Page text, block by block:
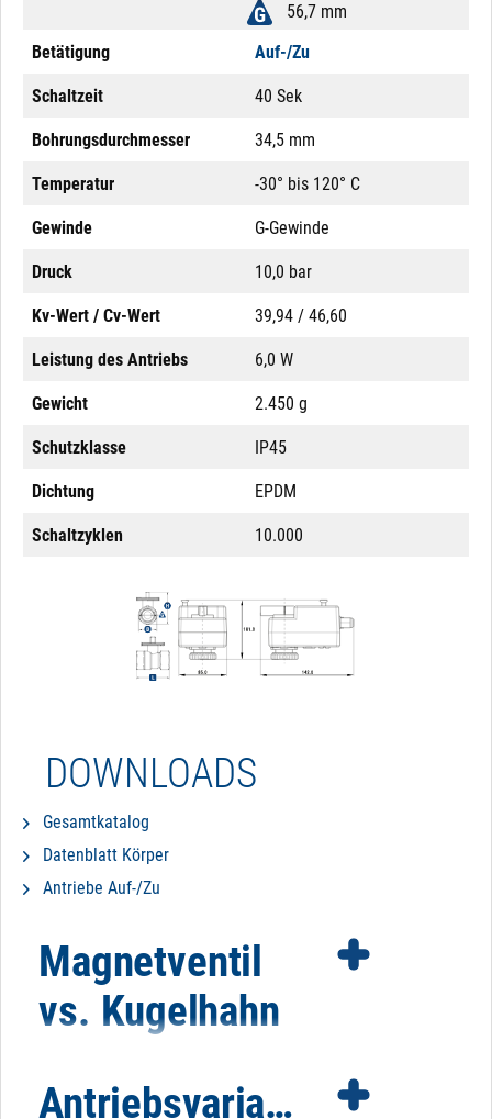
56,7 mm
Betätigung
Auf-/Zu
Schaltzeit 40 Sek
Bohrungsdurchmesser 34,5 mm
Temperatur -30° bis 120° C
Gewinde G-Gewinde
Druck 10,0 bar
Kv-Wert / Cv-Wert 39,94 / 46,60
Leistung des Antriebs 6,0 W
Gewicht 2.450 g
Schutzklasse IP45
Dichtung EPDM
Schaltzyklen 10.000
DOWNLOADS
Gesamtkatalog
Datenblatt Körper
Antriebe Auf-/Zu
Magnetventil
vs. Kugelhahn
Es gibt bestimmte Faktoren, die für oder gegen den
Antriebsvarianten